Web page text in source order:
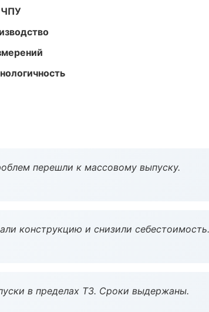
ЧПУ
перешли к массовому выпуску.
конструкцию и снизили себестоимость.
в пределах ТЗ. Сроки выдержаны.